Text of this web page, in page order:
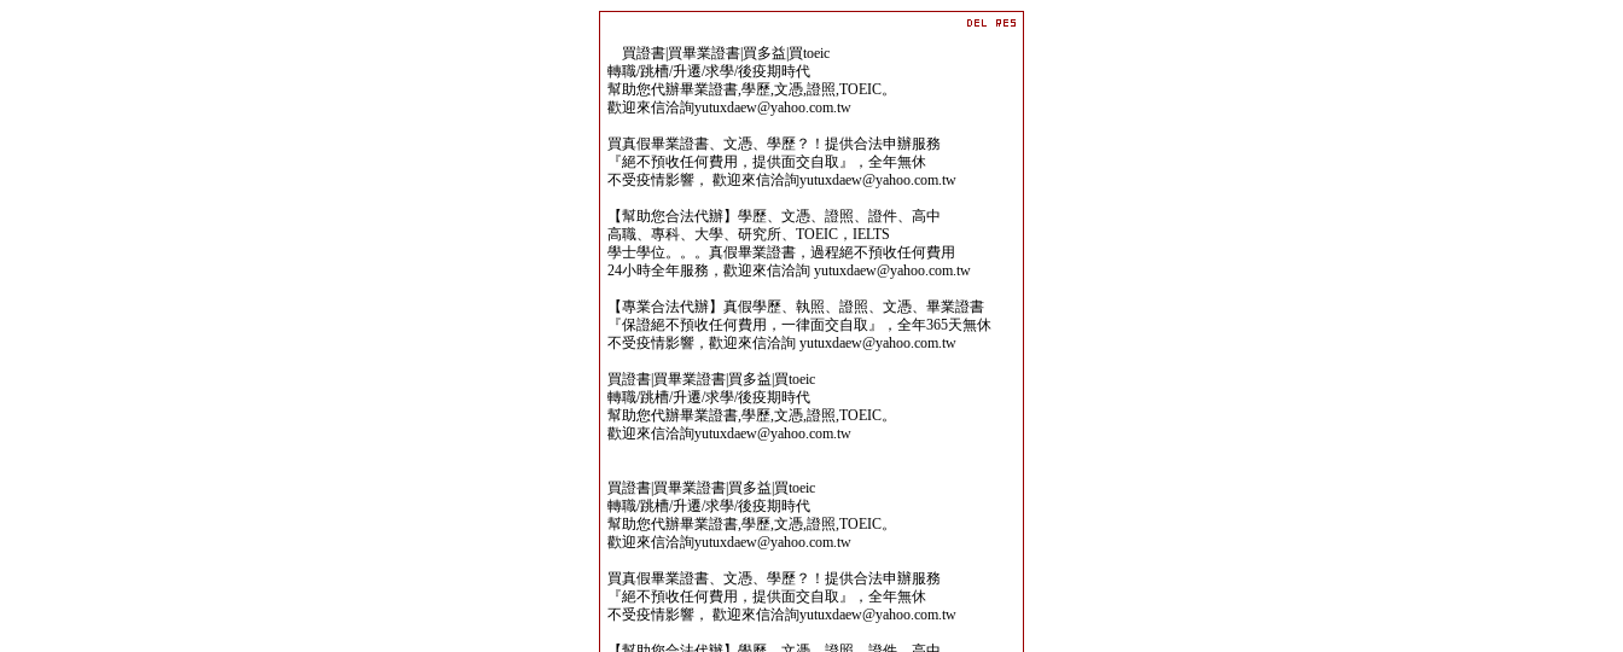
買證書|買畢業證書|買多益|買toeic
轉職/跳槽/升遷/求學/後疫期時代
幫助您代辦畢業證書,學歷,文憑,證照,TOEIC。
歡迎來信洽詢yutuxdaew@yahoo.com.tw
買真假畢業證書、文憑、學歷？！提供合法申辦服務
『絕不預收任何費用，提供面交自取』，全年無休
不受疫情影響， 歡迎來信洽詢yutuxdaew@yahoo.com.tw
【幫助您合法代辦】學歷、文憑、證照、證件、高中
高職、專科、大學、研究所、TOEIC，IELTS
學士學位。。。真假畢業證書，過程絕不預收任何費用
24小時全年服務，歡迎來信洽詢 yutuxdaew@yahoo.com.tw
【專業合法代辦】真假學歷、執照、證照、文憑、畢業證書
『保證絕不預收任何費用，一律面交自取』，全年365天無休
不受疫情影響，歡迎來信洽詢 yutuxdaew@yahoo.com.tw
買證書|買畢業證書|買多益|買toeic
轉職/跳槽/升遷/求學/後疫期時代
幫助您代辦畢業證書,學歷,文憑,證照,TOEIC。
歡迎來信洽詢yutuxdaew@yahoo.com.tw
買證書|買畢業證書|買多益|買toeic
轉職/跳槽/升遷/求學/後疫期時代
幫助您代辦畢業證書,學歷,文憑,證照,TOEIC。
歡迎來信洽詢yutuxdaew@yahoo.com.tw
買真假畢業證書、文憑、學歷？！提供合法申辦服務
『絕不預收任何費用，提供面交自取』，全年無休
不受疫情影響， 歡迎來信洽詢yutuxdaew@yahoo.com.tw